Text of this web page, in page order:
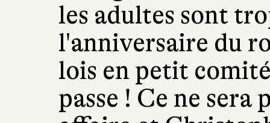
les adultes sont
l'anniversaire du
lois en petit
passe ! Ce ne